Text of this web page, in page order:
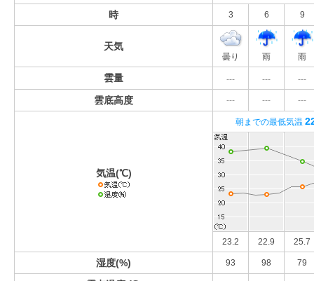
時 3 6 9
天気
曇り 雨 雨
雲量 --- --- ---
雲底高度 --- --- ---
気温(℃)
朝までの最低気温
23.2 22.9 25.7
湿度(%) 93 98 79